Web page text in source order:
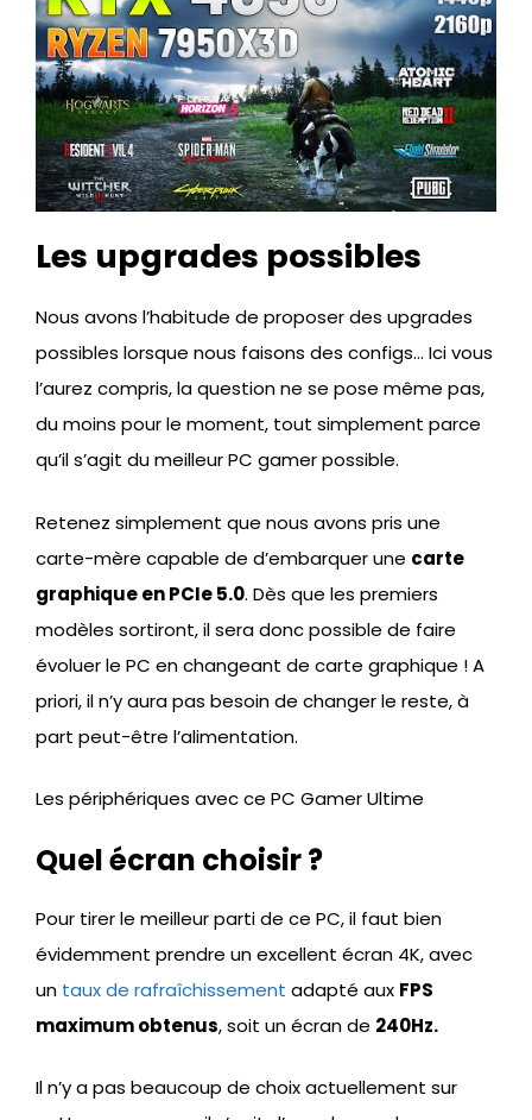
Les upgrades possibles
Nous avons l’habitude de proposer des upgrades
possibles lorsque nous faisons des configs… Ici vous
l’aurez compris, la question ne se pose même pas,
du moins pour le moment, tout simplement parce
qu’il s’agit du meilleur PC gamer possible.
Retenez simplement que nous avons pris une
carte-mère capable de d’embarquer une carte
graphique en PCIe 5.0. Dès que les premiers
modèles sortiront, il sera donc possible de faire
évoluer le PC en changeant de carte graphique ! A
priori, il n’y aura pas besoin de changer le reste, à
part peut-être l’alimentation.
Les périphériques avec ce PC Gamer Ultime
Quel écran choisir ?
Pour tirer le meilleur parti de ce PC, il faut bien
évidemment prendre un excellent écran 4K, avec
un taux de rafraîchissement adapté aux FPS
maximum obtenus, soit un écran de 240Hz.
Il n’y a pas beaucoup de choix actuellement sur